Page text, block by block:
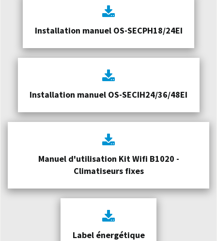
Installation manuel OS-SECPH18/24EI
Installation manuel OS-SECIH24/36/48EI
Manuel d'utilisation Kit Wifi B1020 -
Climatiseurs fixes
Label énergétique